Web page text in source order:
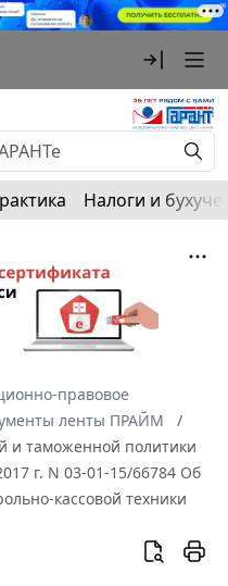
Налоги и
правовое
ленты ПРАЙМ
и таможенной политики
г. N 03-01-15/66784 Об
кассовой техники